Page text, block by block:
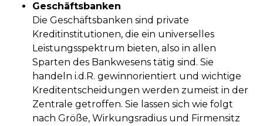
Geschäftsbanken
Die Geschäftsbanken sind private
Kreditinstitutionen, die ein universelles
Leistungsspektrum bieten, also in allen
Sparten des Bankwesens tätig sind. Sie
handeln i.d.R. gewinnorientiert und wichtige
Kreditentscheidungen werden zumeist in der
Zentrale getroffen. Sie lassen sich wie folgt
nach Größe, Wirkungsradius und Firmensitz